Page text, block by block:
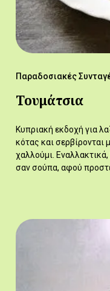
Παραδοσιακές
Τουμάτσια
Κυπριακή εκδοχή για
κότας και σερβίρονται
χαλλούμι.
σαν σούπα, αφού